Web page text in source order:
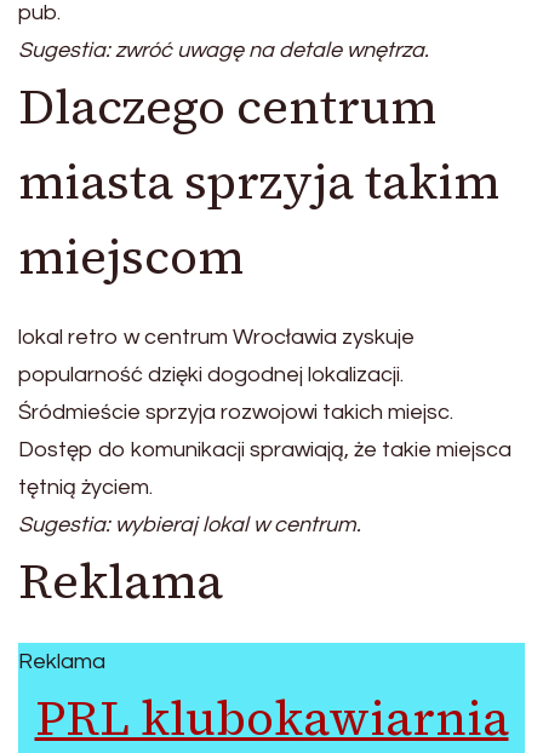
pub.
Sugestia: zwróć uwagę na detale wnętrza.
Dlaczego centrum
miasta sprzyja takim
miejscom
lokal retro w centrum Wrocławia zyskuje
popularność dzięki dogodnej lokalizacji.
Śródmieście sprzyja rozwojowi takich miejsc.
Dostęp do komunikacji sprawiają, że takie miejsca
tętnią życiem.
Sugestia: wybieraj lokal w centrum.
Reklama
Reklama
PRL klubokawiarnia